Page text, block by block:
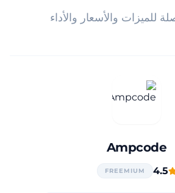
للميزات والأسعار والأداء
Ampcode
4.5
FREEMIUM